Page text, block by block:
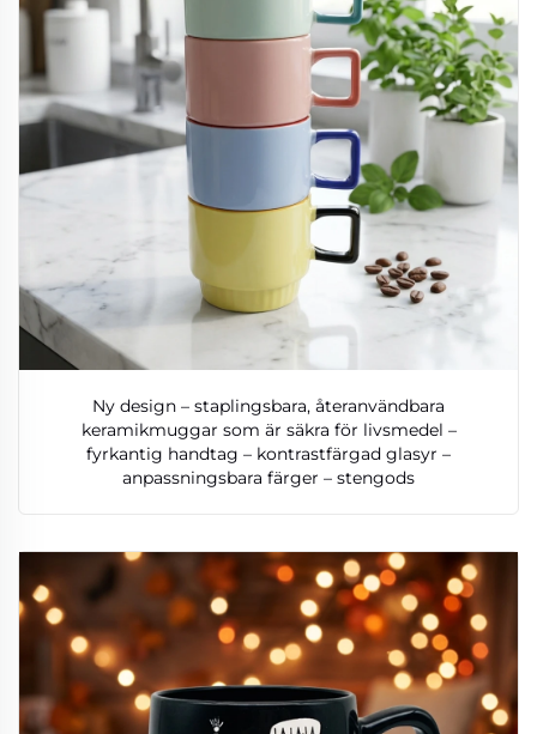
Ny design – staplingsbara, återanvändbara
keramikmuggar som är säkra för livsmedel –
fyrkantig handtag – kontrastfärgad glasyr –
anpassningsbara färger – stengods